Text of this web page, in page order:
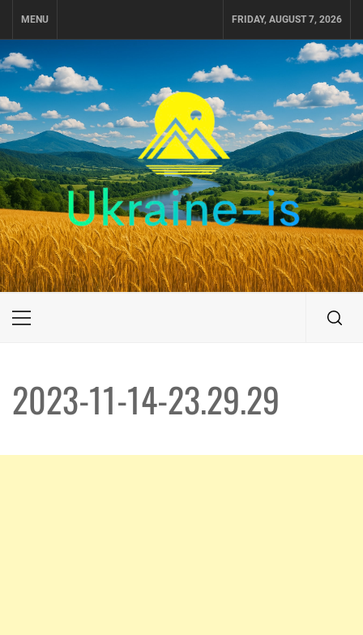
MENU FRIDAY, AUGUST 7, 2026
UKRAINE-IS
ПОДОРОЖI ПО УКРАЇНІ
Primary
2023-11-14-23.29.29